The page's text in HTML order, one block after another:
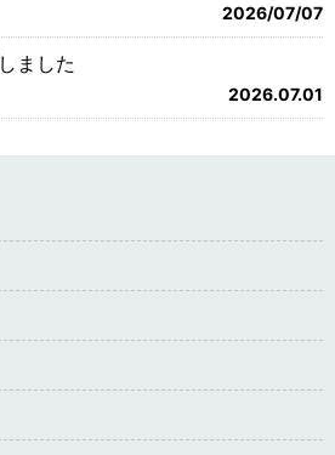
2026/07/07
ました
2026.07.01